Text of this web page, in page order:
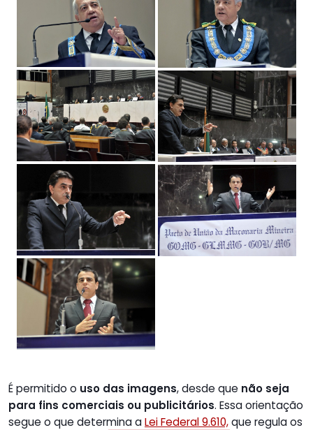
É permitido o uso das imagens, desde que não seja
para fins comerciais ou publicitários. Essa orientação
segue o que determina aLei Federal 9.610,que regula os